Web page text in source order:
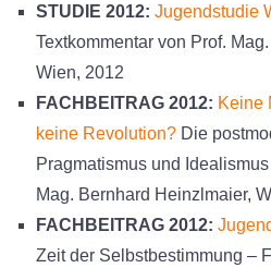
STUDIE 2012: Jugendstudie
Textkommentar von Prof.
Wien, 2012
FACHBEITRAG 2012: Keine
keine Revolution?Die
Pragmatismus und
Mag. Bernhard Heinzlmaier,
FACHBEITRAG 2012:
Zeit der Selbstbestimmung –